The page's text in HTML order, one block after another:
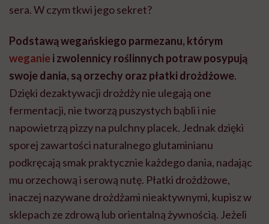
sera. W czym tkwi jego sekret?
Podstawą wegańskiego parmezanu, którym
weganiei zwolennicy roślinnych potraw posypują
swoje dania, są orzechy oraz płatki drożdżowe.
Dzięki dezaktywacji drożdży nie ulegają one
fermentacji, nie tworzą puszystych bąbli i nie
napowietrzą pizzy na pulchny placek. Jednak dzięki
sporej zawartości naturalnego glutaminianu
podkręcają smak praktycznie każdego dania, nadając
mu orzechową i serową nutę. Płatki drożdżowe,
inaczej nazywane drożdżami nieaktywnymi, kupisz w
sklepach ze zdrową lub orientalną żywnością. Jeżeli